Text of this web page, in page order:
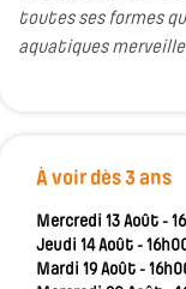
toutes ses formes
aquatiques
À voir dès 3 ans
Mercredi 13 Août -
Jeudi 14 Août -
Mardi 19 Août -